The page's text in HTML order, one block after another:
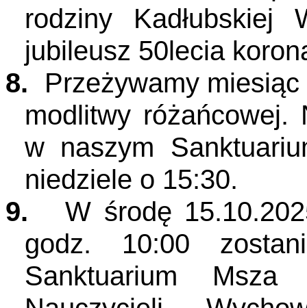
rodziny Kadłubskiej
jubileusz 50lecia
8.
Przeżywamy
modlitwy różańcowej.
w naszym
niedziele o 15:30.
9.
W środę
godz. 10:00
Sanktuarium